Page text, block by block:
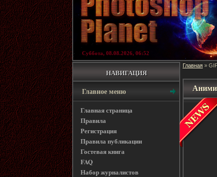
Суббота, 08.08.2026, 06:52
НАВИГАЦИЯ
Главное меню
Главная страница
Правила
Регистрация
Правила публикации
Гостевая книга
FAQ
Набор журналистов
Главная »